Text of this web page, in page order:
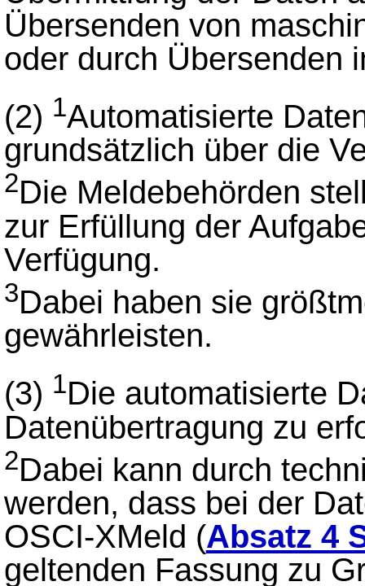
Übersenden von
oder durch Übersenden
(2) 1Automatisierte
grundsätzlich über die
2Die Meldebehörden
zur Erfüllung der
Verfügung.
3Dabei haben sie
gewährleisten.
(3) 1Die automatisierte
Datenübertragung zu
2Dabei kann durch
werden, dass bei der
OSCI-XMeld (Absatz 4
geltenden Fassung zu